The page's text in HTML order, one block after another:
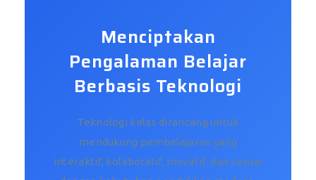
Menciptakan
Pengalaman Belajar
Berbasis Teknologi
Teknologi kelas dirancang untuk
mendukung pembelajaran yang
interaktif, kolaboratif, inovatif, dan sesuai